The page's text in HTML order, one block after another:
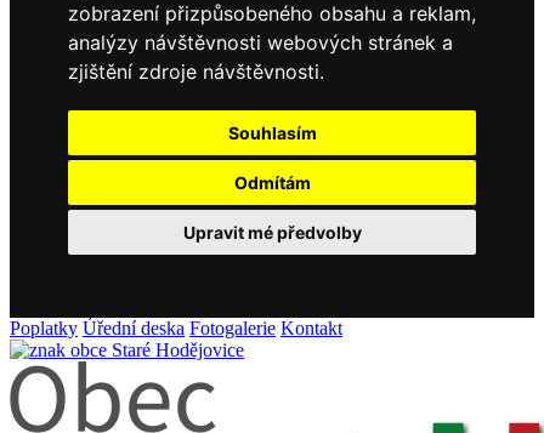
zobrazení přizpůsobeného obsahu a reklam,
analýzy návštěvnosti webových stránek a
zjištění zdroje návštěvnosti.
Souhlasím
Odmítám
Upravit mé předvolby
Poplatky Úřední deska Fotogalerie Kontakt